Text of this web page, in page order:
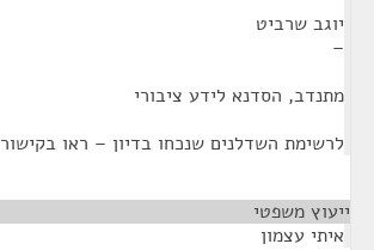
יוגב שרביט
–
מתנדב, הסדנא לידע ציבורי
לרשימת השדלנים שנכחו בדיון – ראו
ייעוץ משפטי
איתי עצמון